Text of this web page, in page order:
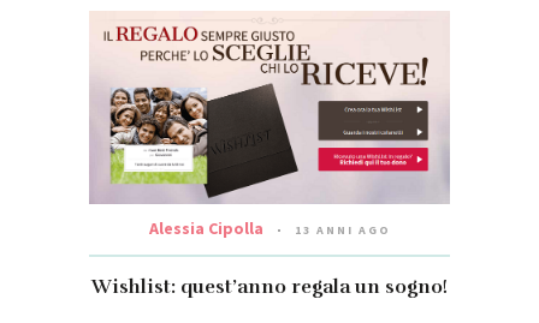
Alessia Cipolla 13 ANNI AGO
Wishlist: quest’anno regala un sogno!